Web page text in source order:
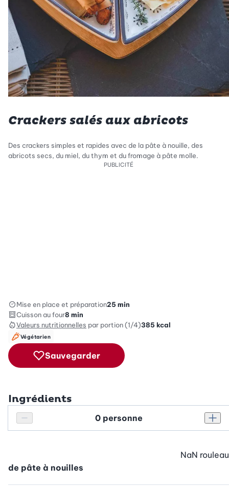
Crackers salés aux abricots
Des crackers simples et rapides avec de la pâte à nouille, des
abricots secs, du miel, du thym et du fromage à pâte molle.
PUBLICITÉ
Mise en place et préparation25 min
Cuisson au four8 min
Valeurs nutritionnelles par portion (1/4)385 kcal
Végétarien
Sauvegarder
Ingrédients
Réduire le nombre de personnes
Personnes
de pâte à nouilles
NaN rouleau